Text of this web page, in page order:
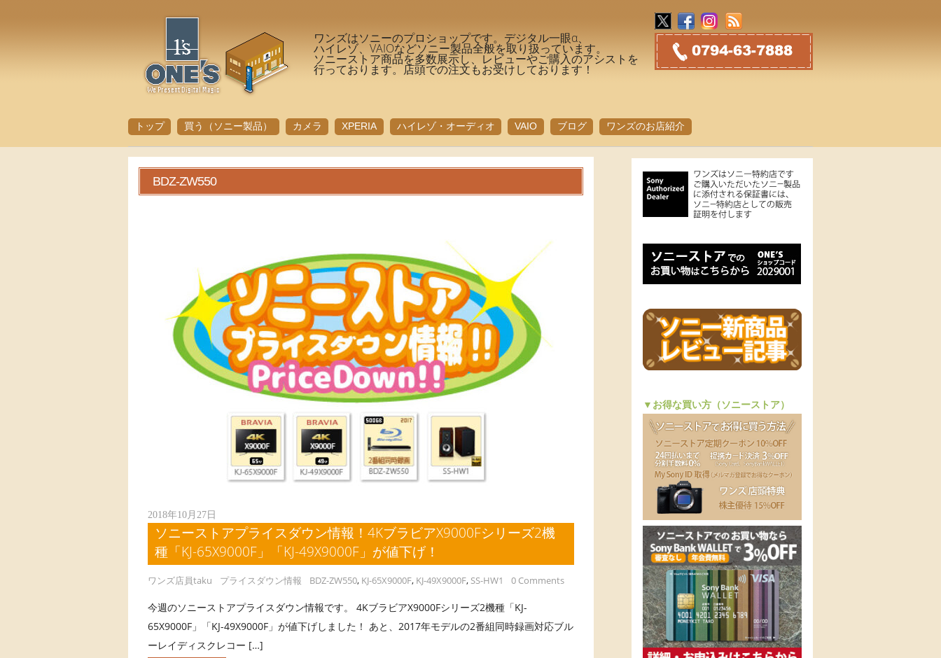
ワンズはソニーのプロショップです。デジタル一眼α、
ハイレゾ、VAIOなどソニー製品全般を取り扱っています。
ソニーストア商品を多数展示し、レビューやご購入のアシストを
行っております。店頭での注文もお受けしております！
トップ 買う（ソニー製品） カメラ XPERIA ハイレゾ・オーディオ VAIO ブログ ワンズのお店紹介
BDZ-ZW550
2018年10月27日
ソニーストアプライスダウン情報！4KブラビアX9000Fシリーズ2機
種「KJ-65X9000F」「KJ-49X9000F」が値下げ！
ワンズ店員taku プライスダウン情報 BDZ-ZW550, KJ-65X9000F, KJ-49X9000F, SS-HW1 0 Comments
今週のソニーストアプライスダウン情報です。 4KブラビアX9000Fシリーズ2機種「KJ-
65X9000F」「KJ-49X9000F」が値下げしました！ あと、2017年モデルの2番組同時録画対応ブル
ーレイディスクレコー […]
▼お得な買い方（ソニーストア）